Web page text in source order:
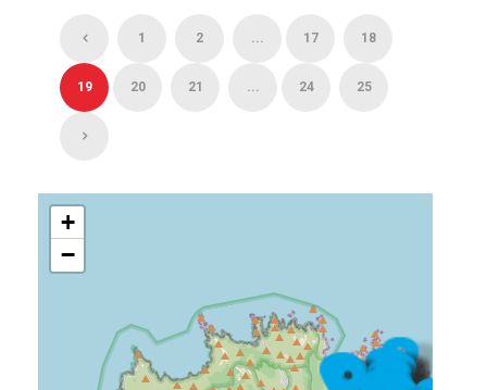
1 2 ... 17 18
19 20 21 ... 24 25
+
−